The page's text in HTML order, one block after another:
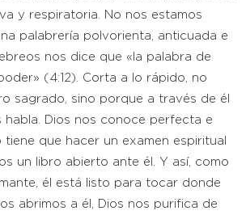
y respiratoria. No nos estamos
palabrería polvorienta, anticuada e
nos dice que «la palabra de
(4:12). Corta a lo rápido, no
sagrado, sino porque a través de él
habla. Dios nos conoce perfecta e
tiene que hacer un examen espiritual
un libro abierto ante él. Y así, como
él está listo para tocar donde
abrimos a él, Dios nos purifica de